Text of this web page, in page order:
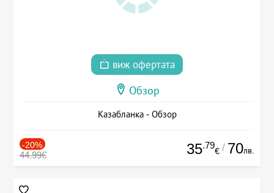
виж офертата
Обзор
Казабланка - Обзор
-20%
44.99€ 35.79
€ / 70лв.